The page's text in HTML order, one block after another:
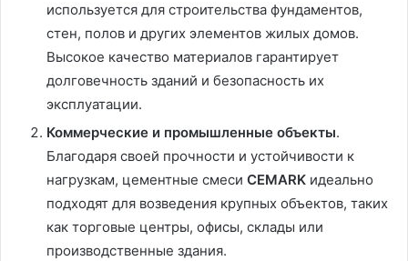
используется для строительства фундаментов,
стен, полов и других элементов жилых домов.
Высокое качество материалов гарантирует
долговечность зданий и безопасность их
эксплуатации.
Коммерческие и промышленные объекты.
Благодаря своей прочности и устойчивости к
нагрузкам, цементные смеси CEMARK идеально
подходят для возведения крупных объектов, таких
как торговые центры, офисы, склады или
производственные здания.